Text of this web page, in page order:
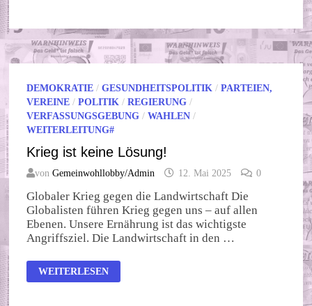
DEMOKRATIE /GESUNDHEITSPOLITIK /PARTEIEN,
VEREINE /POLITIK /REGIERUNG /
VERFASSUNGSGEBUNG /WAHLEN /
WEITERLEITUNG#
Krieg ist keine Lösung!
vonGemeinwohllobby/Admin 12. Mai 2025 0
Globaler Krieg gegen die Landwirtschaft Die
Globalisten führen Krieg gegen uns – auf allen
Ebenen. Unsere Ernährung ist das wichtigste
Angriffsziel. Die Landwirtschaft in den …
KRIEG
IST
WEITERLESEN